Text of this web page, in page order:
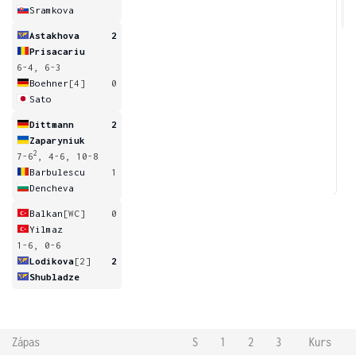
Sramkova
Astakhova
2
Prisacariu
6-4, 6-3
Boehner[4]
0
Sato
Dittmann
2
Zaparyniuk
7-62
, 4-6, 10-8
Barbulescu
1
Dencheva
Balkan [WC]
0
Yilmaz
1-6, 0-6
Lodikova[2]
2
Shubladze
Zápas S 1 2 3
Kurs